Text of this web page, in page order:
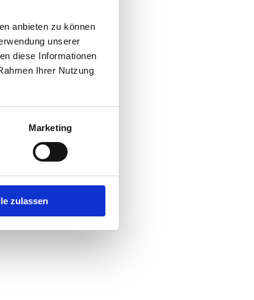
anbieten zu können
unserer
diese Informationen
Ihrer Nutzung
Marketing
zulassen